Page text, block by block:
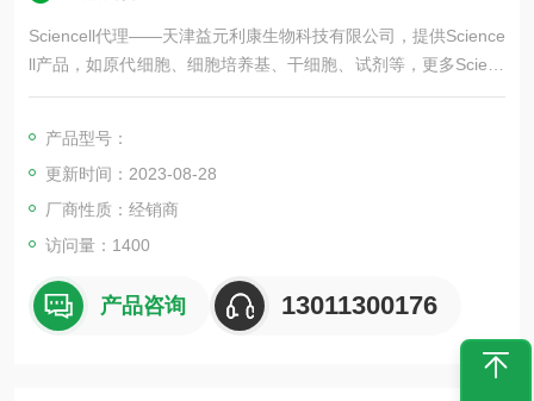
Sciencell代理——天津益元利康生物科技有限公司，提供Science
ll产品，如原代细胞、细胞培养基、干细胞、试剂等，更多Scienc
ell品牌产品，欢迎选购！
产品型号：
更新时间：2023-08-28
厂商性质：经销商
访问量：1400
产品咨询 13011300176